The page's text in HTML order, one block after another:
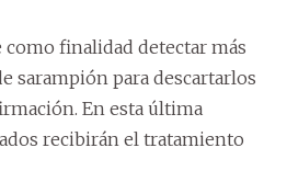
como finalidad detectar más
sarampión para descartarlos
En esta última
recibirán el tratamiento